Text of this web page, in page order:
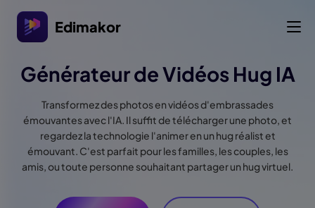
Edimakor
Générateur de Vidéos Hug IA
Transformez des photos en vidéos d'embrassades
émouvantes avec l'IA. Il suffit de télécharger une photo, et
regardez la technologie l'animer en un hug réalist et
émouvant. C'est parfait pour les familles, les couples, les
amis, ou toute personne souhaitant partager un hug virtuel.